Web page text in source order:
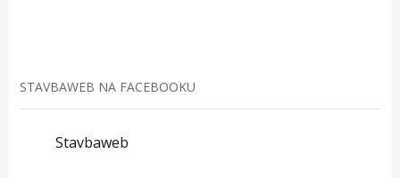
STAVBAWEB NA FACEBOOKU
Stavbaweb